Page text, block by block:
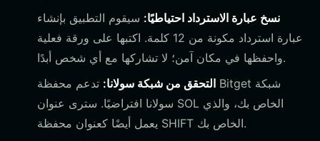
نسخ عبارة الاسترداد احتياطيًا: سيقوم التطبيق بإنشاء
عبارة استرداد مكونة من 12 كلمة. اكتبها على ورقة فعلية
واحفظها في مكان آمن؛ لا تشاركها مع أي شخص أبدًا.
التحقق من شبكة سولانا: تدعم محفظة Bitget شبكة
سولانا افتراضيًا. سترى عنوان SOL الخاص بك، والذي
يعمل أيضًا كعنوان محفظة SHIFT الخاص بك.